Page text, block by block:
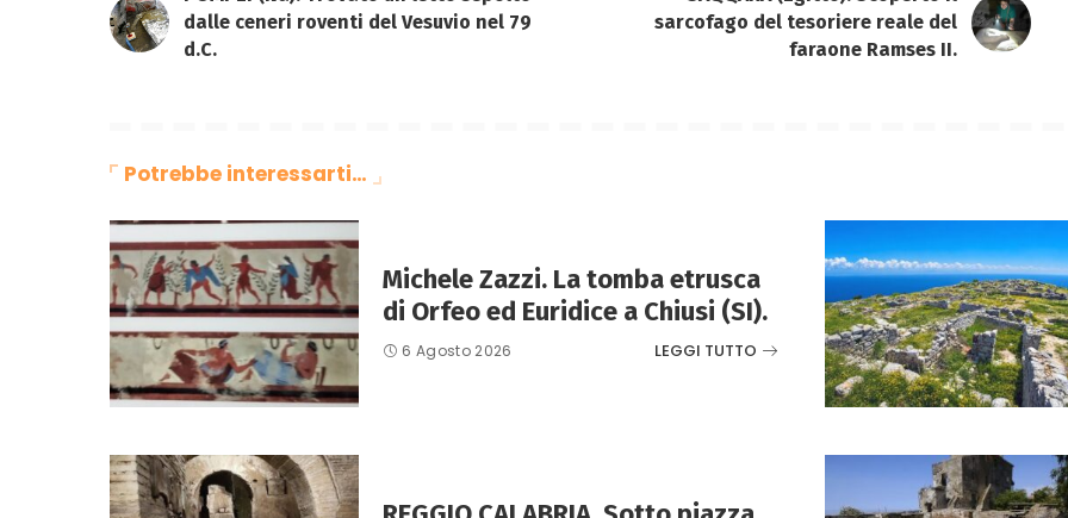
dalle ceneri roventi del Vesuvio nel 79
d.C.
sarcofago del tesoriere reale del
faraone Ramses II.
Potrebbe interessarti…
Michele Zazzi. La tomba etrusca
di Orfeo ed Euridice a Chiusi (SI).
6 Agosto 2026 LEGGI TUTTO